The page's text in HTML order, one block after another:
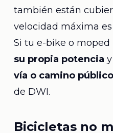
también están
velocidad máxima
Si tu e-bike o moped
su propia potencia
vía o camino público
de DWI.
Bicicletas no